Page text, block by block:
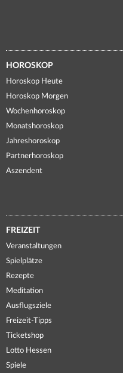
HOROSKOP
Horoskop Heute
Horoskop Morgen
Wochenhoroskop
Monatshoroskop
Jahreshoroskop
Partnerhoroskop
Aszendent
FREIZEIT
Veranstaltungen
Spielplätze
Rezepte
Meditation
Ausflugsziele
Freizeit-Tipps
Ticketshop
Lotto Hessen
Spiele